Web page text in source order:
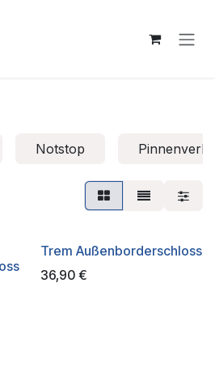
Notstop
Trem Außenborderschloss
36,90€